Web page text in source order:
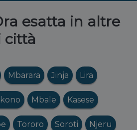
esatta in altre
città
Mbarara Jinja Lira
Mbale Kasese
Tororo Soroti Njeru